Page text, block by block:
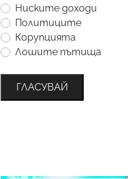
Ниските доходи
Политиците
Корупцията
Лошите пътища
ГЛАСУВАЙ